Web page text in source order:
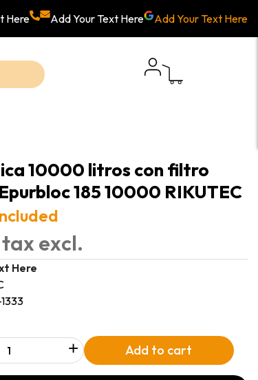
Here Add Your Text Here Add Your Text Here
10000 litros con filtro
185 10000 RIKUTEC
excl.
Here
+ Add to cart